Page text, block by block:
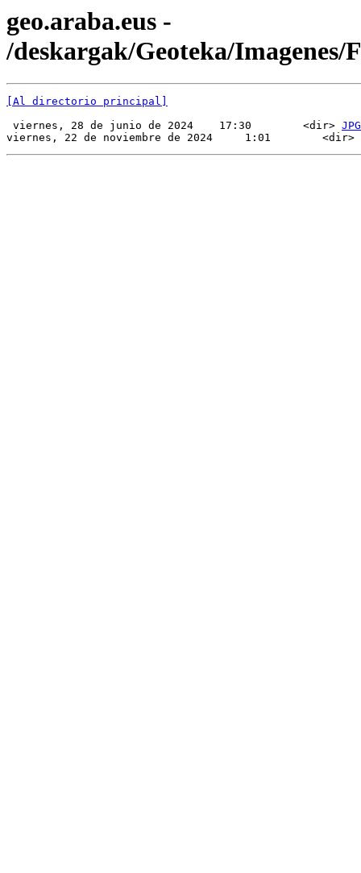
geo.araba.eus -
/deskargak/Geoteka/Imagenes/
[Al directorio principal]
viernes, 28 de junio de 2024    17:30        <dir> JPG
viernes, 22 de noviembre de 2024     1:01        <dir>